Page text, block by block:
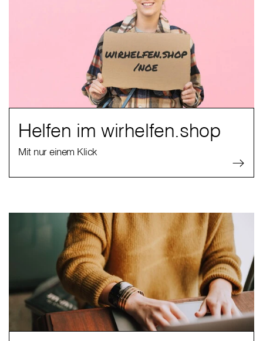
Helfen im wirhelfen.shop
Mit nur einem Klick